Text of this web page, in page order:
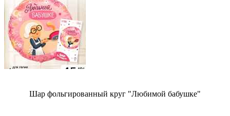
Шар фольгированный круг "Любимой бабушке"